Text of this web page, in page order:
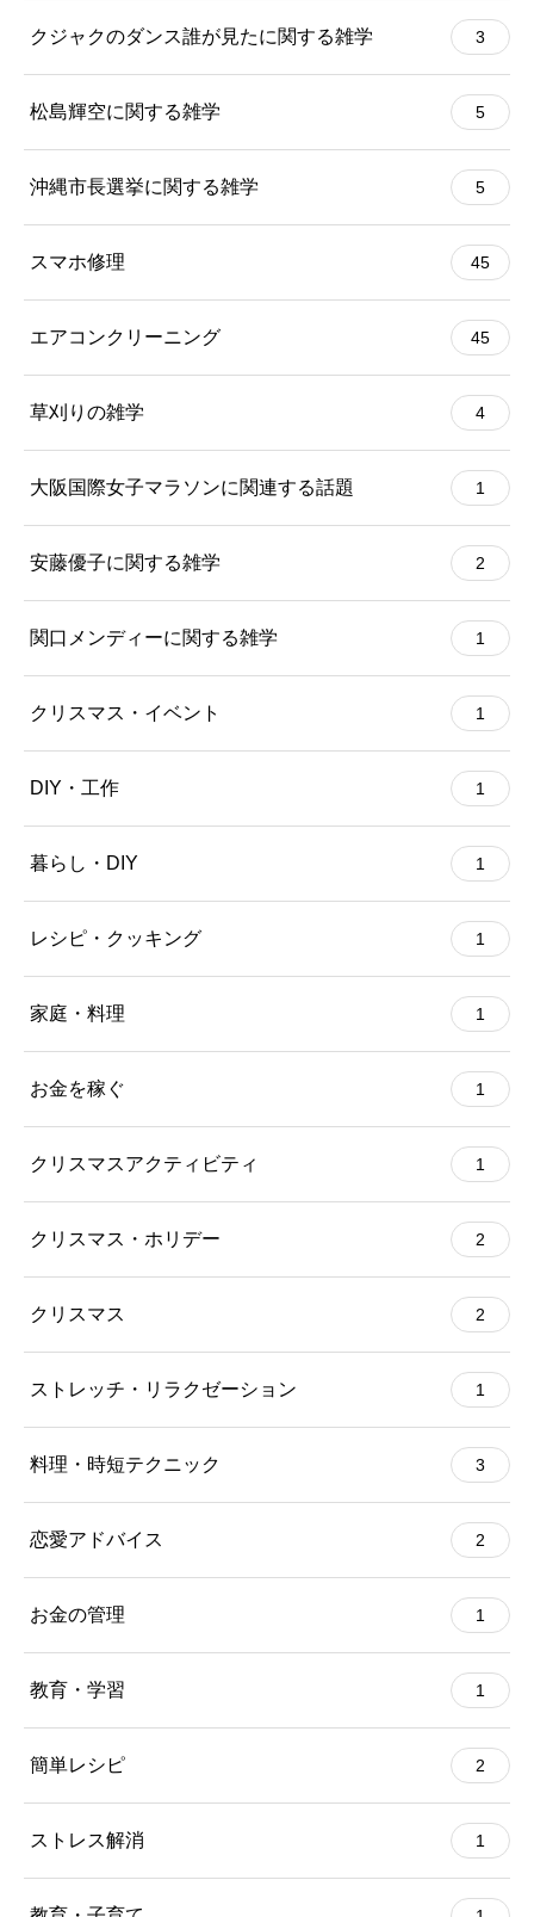
クジャクのダンス誰が見たに関する雑学 3
松島輝空に関する雑学 5
沖縄市長選挙に関する雑学 5
スマホ修理 45
エアコンクリーニング 45
草刈りの雑学 4
大阪国際女子マラソンに関連する話題 1
安藤優子に関する雑学 2
関口メンディーに関する雑学 1
クリスマス・イベント 1
DIY・工作 1
暮らし・DIY 1
レシピ・クッキング 1
家庭・料理 1
お金を稼ぐ 1
クリスマスアクティビティ 1
クリスマス・ホリデー 2
クリスマス 2
ストレッチ・リラクゼーション 1
料理・時短テクニック 3
恋愛アドバイス 2
お金の管理 1
教育・学習 1
簡単レシピ 2
ストレス解消 1